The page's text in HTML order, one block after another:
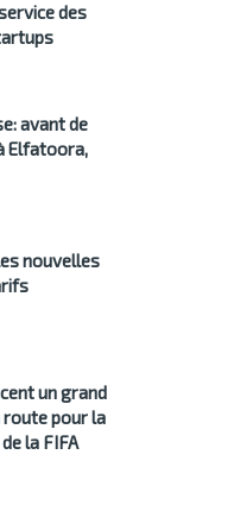
des
avant de
Elfatoora,
nouvelles
un grand
route pour la
la FIFA